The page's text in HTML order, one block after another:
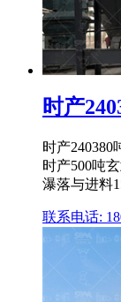
时产
时产
时产500吨
瀑落与进料
联系电话: